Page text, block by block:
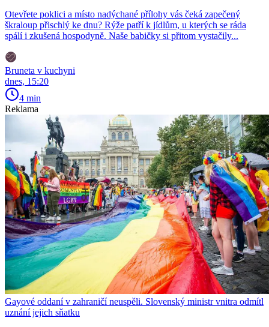
Otevřete poklici a místo nadýchané přílohy vás čeká zapečený
škraloup přischlý ke dnu? Rýže patří k jídlům, u kterých se ráda
spálí i zkušená hospodyně. Naše babičky si přitom vystačily...
Bruneta v kuchyni
dnes, 15:20
4 min
Reklama
Gayové oddaní v zahraničí neuspěli. Slovenský ministr vnitra odmítl
uznání jejich sňatku